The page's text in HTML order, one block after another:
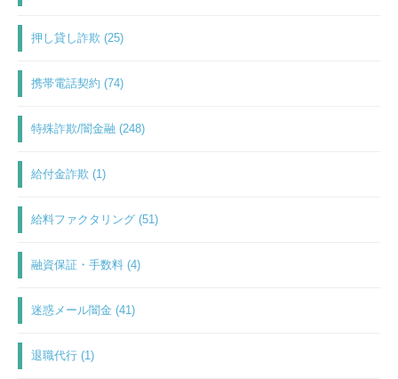
押し貸し詐欺 (25)
携帯電話契約 (74)
特殊詐欺/闇金融 (248)
給付金詐欺 (1)
給料ファクタリング (51)
融資保証・手数料 (4)
迷惑メール闇金 (41)
退職代行 (1)